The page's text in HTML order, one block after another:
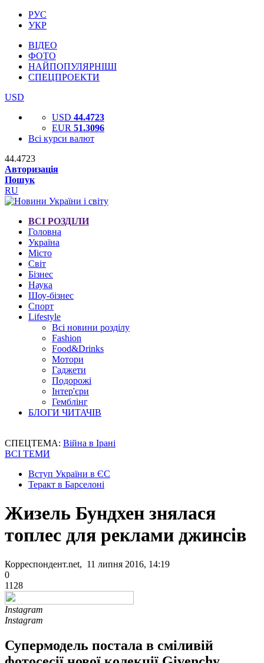
РУС
УКР
ВІДЕО
ФОТО
НАЙПОПУЛЯРНІШІ
СПЕЦПРОЕКТИ
USD
USD 44.4723
EUR 51.3096
Всі курси валют
44.4723
Авторизація
Пошук
RU
ВСІ РОЗДІЛИ
Головна
Україна
Місто
Світ
Бізнес
Наука
Шоу-бізнес
Спорт
Lifestyle
Всі новини розділу
Fashion
Food&Drinks
Мотори
Гаджети
Подорожі
Інтер'єри
Гемблінг
БЛОГИ ЧИТАЧІВ
СПЕЦТЕМА: Війна в Ірані
ВСІ ТЕМИ
Вступ України в ЄС
Теракт в Барселоні
Жизель Бундхен знялася
топлес для реклами джинсів
Корреспондент.net, 11 липня 2016, 14:19
0
1128
Instagram
Instagram
Супермодель постала в сміливій